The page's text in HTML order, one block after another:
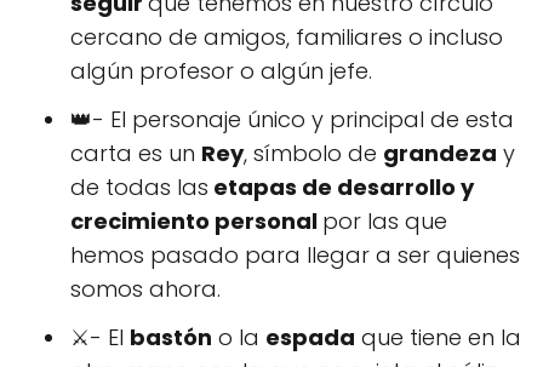
cercano de amigos, familiares o incluso
algún profesor o algún jefe.
👑- El personaje único y principal de esta
carta es un Rey, símbolo de grandeza y
de todas las etapas de desarrollo y
crecimiento personal por las que
hemos pasado para llegar a ser quienes
somos ahora.
⚔- El bastón o la espada que tiene en la